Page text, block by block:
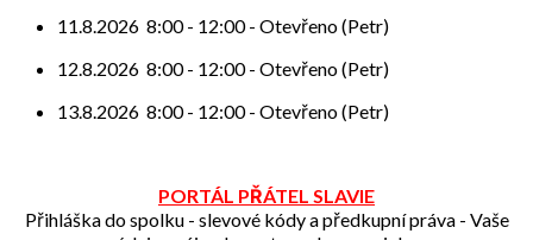
11.8.2026 8:00- 12:00- Otevřeno (Petr)
12.8.2026 8:00- 12:00- Otevřeno (Petr)
13.8.2026 8:00- 12:00- Otevřeno (Petr)
PORTÁL PŘÁTEL SLAVIE
Přihláška do spolku - slevové kódy a předkupní práva - Vaše